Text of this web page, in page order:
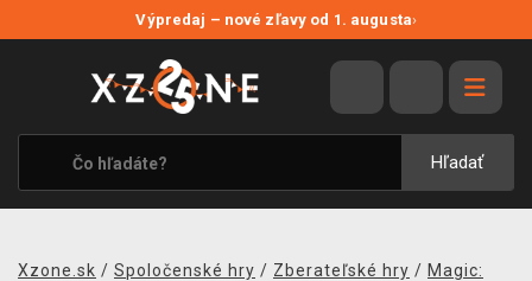
Výpredaj – nové zľavy od 1. augusta›
Hľadať
VÝPREDAJ
VIDEOHRY
XZONE ORIGINALS
TEMATIKY
Xzone.sk / Spoločenské hry / Zberateľské hry / Magic: